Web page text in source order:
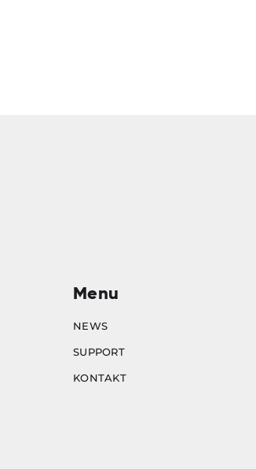
Menu
NEWS
SUPPORT
KONTAKT